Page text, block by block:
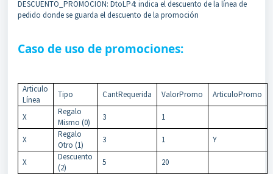
DESCUENTO_PROMOCION: DtoLP4: indica el descuento de la línea de
pedido donde se guarda el descuento de la promoción
Caso de uso de promociones:
Articulo
Línea
Tipo CantRequerida ValorPromo ArticuloPromo
X
Regalo
Mismo (0)
3 1
X
Regalo
Otro (1)
3 1 Y
X
Descuento
(2)
5 20